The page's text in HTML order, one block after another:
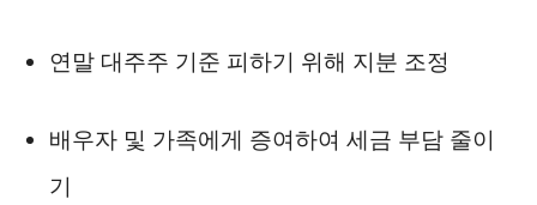
연말 대주주 기준 피하기 위해 지분 조정
배우자 및 가족에게 증여하여 세금 부담 줄이
기